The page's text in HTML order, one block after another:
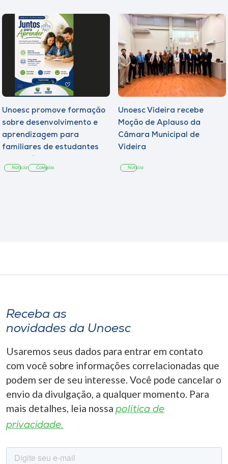
Unoesc promove formação
sobre desenvolvimento e
aprendizagem para
familiares de estudantes
Notícia Colégios
Unoesc Videira recebe
Moção de Aplauso da
Câmara Municipal de
Videira
Notícia
Receba as
novidades da Unoesc
Usaremos seus dados para entrar em contato
com você sobre informações correlacionadas que
podem ser de seu interesse. Você pode cancelar o
envio da divulgação, a qualquer momento. Para
mais detalhes, leia nossa política de
privacidade.